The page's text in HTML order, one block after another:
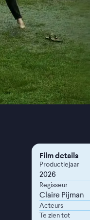
Film details
Productiejaar
2026
Regisseur
Claire Pijman
Acteurs
Te zien tot